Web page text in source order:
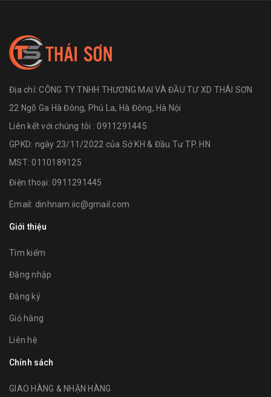
Địa chỉ:CÔNG TY TNHH THƯƠNG MẠI VÀ ĐẦU TƯ XD THÁI SƠN
22 Ngõ Ga Hà Đông, Phú La, Hà Đông, Hà Nội
Liên kết với chúng tôi : 0911291445
GPKD: ngày 23/11/2022 của Sở KH & Đầu Tư TP. HN
MST: 0110189125
Điện thoại: 0911291445
Email: dinhnam.iic@gmail.com
Giới thiệu
Tìm kiếm
Đăng nhập
Đăng ký
Giỏ hàng
Liên hệ
Chính sách
GIAO HÀNG & NHẬN HÀNG